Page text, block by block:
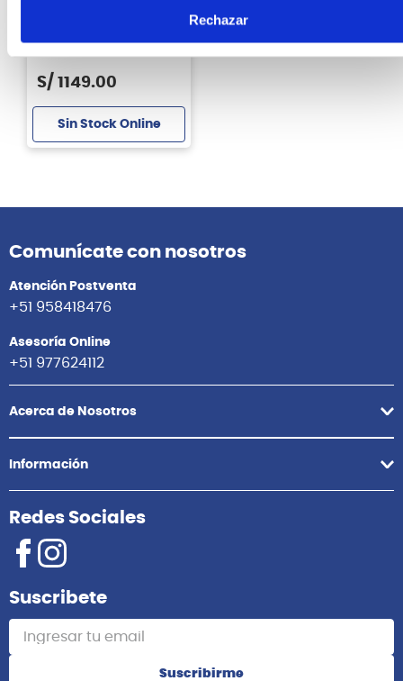
Rechazar
S/ 1149.00
Sin Stock Online
Comunícate con nosotros
Atención Postventa
+51 958418476
Asesoría Online
+51 977624112
Acerca de Nosotros
Información
Redes Sociales
Suscribete
Suscribirme